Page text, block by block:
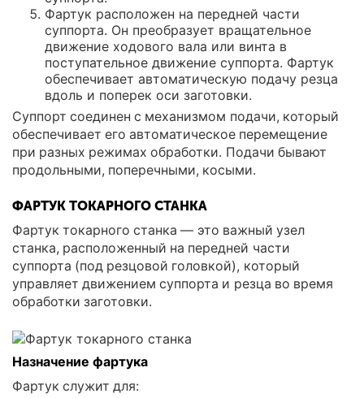
Фартук расположен на передней части
суппорта. Он преобразует вращательное
движение ходового вала или винта в
поступательное движение суппорта. Фартук
обеспечивает автоматическую подачу резца
вдоль и поперек оси заготовки.
Суппорт соединен с механизмом подачи, который
обеспечивает его автоматическое перемещение
при разных режимах обработки. Подачи бывают
продольными, поперечными, косыми.
ФАРТУК ТОКАРНОГО СТАНКА
Фартук токарного станка — это важный узел
станка, расположенный на передней части
суппорта (под резцовой головкой), который
управляет движением суппорта и резца во время
обработки заготовки.
Назначение фартука
Фартук служит для: